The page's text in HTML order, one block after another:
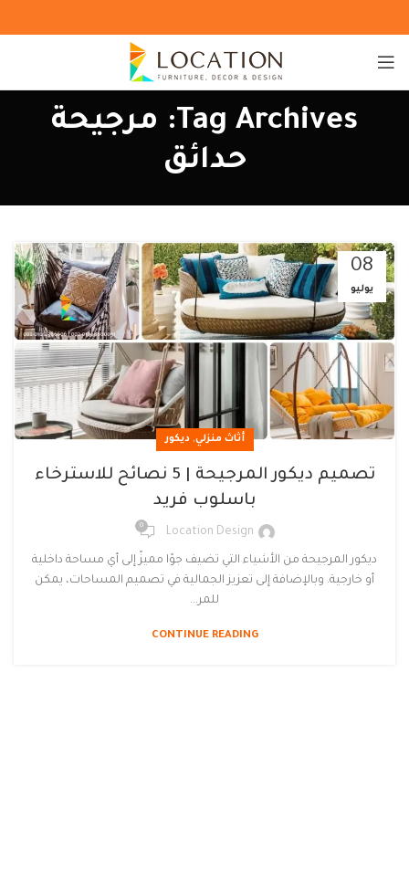
Tag Archives: مرجيحة
حدائق
08
يوليو
أثاث منزلي, ديكور
تصميم ديكور المرجيحة | 5 نصائح للاسترخاء
باسلوب فريد
Location Design
0
ديكور المرجيحة من الأشياء التي تضيف جوًا مميزً إلى أي مساحة داخلية
أو خارجية. وبالإضافة إلى تعزيز الجمالية في تصميم المساحات، يمكن
للمر...
CONTINUE READING